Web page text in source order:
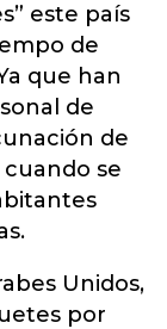
este país
de
que han
de
de
se
Unidos,
por